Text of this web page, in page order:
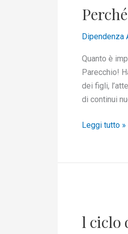
Dipendenza
Quanto è
Parecchio!
dei figli,
di continui
riesci
dimenticarlo?
Leggi tutto »
l ciclo
distruttivo